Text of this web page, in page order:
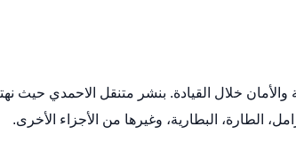
خلال القيادة. بنشر متنقل الاحمدي حيث
الطارة، البطارية، وغيرها من الأجزاء الأخرى.